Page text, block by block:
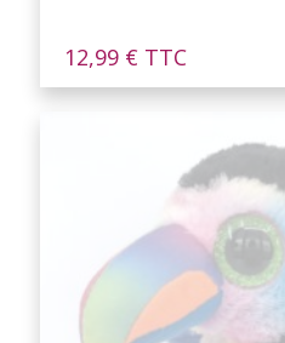
12,99 € TTC